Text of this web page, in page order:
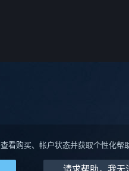
看购买、帐户状态并获取个性化帮助